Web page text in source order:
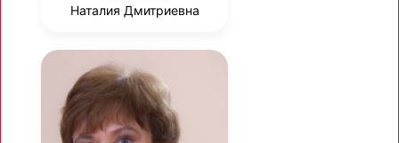
Наталия Дмитриевна